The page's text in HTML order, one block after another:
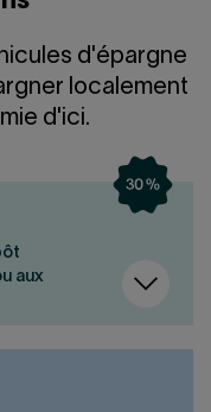
d'épargne
localement
d'ici.
aux